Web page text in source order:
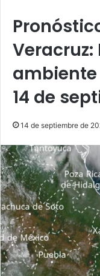
14 de
14 de septiembre de